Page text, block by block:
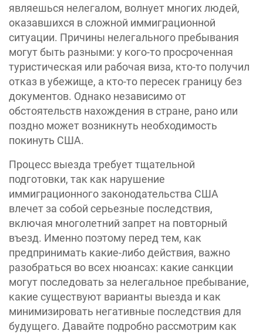
являешься нелегалом, волнует многих людей,
оказавшихся в сложной иммиграционной
ситуации. Причины нелегального пребывания
могут быть разными: у кого-то просроченная
туристическая или рабочая виза, кто-то получил
отказ в убежище, а кто-то пересек границу без
документов. Однако независимо от
обстоятельств нахождения в стране, рано или
поздно может возникнуть необходимость
покинуть США.
Процесс выезда требует тщательной
подготовки, так как нарушение
иммиграционного законодательства США
влечет за собой серьезные последствия,
включая многолетний запрет на повторный
въезд. Именно поэтому перед тем, как
предпринимать какие-либо действия, важно
разобраться во всех нюансах: какие санкции
могут последовать за нелегальное пребывание,
какие существуют варианты выезда и как
минимизировать негативные последствия для
будущего. Давайте подробно рассмотрим как